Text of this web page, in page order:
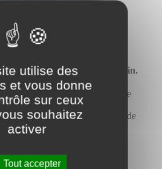
utilise des
et vous donne
sur ceux
souhaitez
activer
Tout accepter
son immobilier à Saint-Herblain.
Meyer accompagne le groupe
de son immobilier à St
transactions au sein au secteur de
son immobilier à Saint-